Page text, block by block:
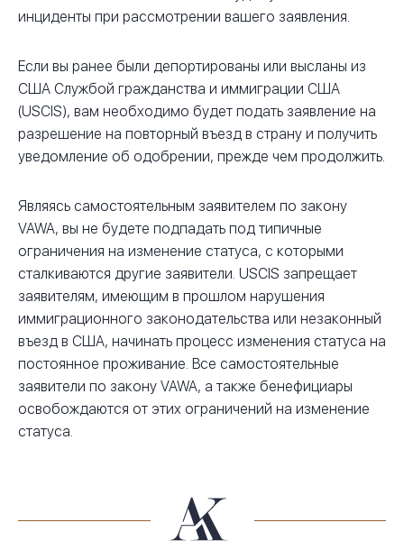
инциденты при рассмотрении вашего заявления.
Если вы ранее были депортированы или высланы из
США Службой гражданства и иммиграции США
(USCIS), вам необходимо будет подать заявление на
разрешение на повторный въезд в страну и получить
уведомление об одобрении, прежде чем продолжить.
Являясь самостоятельным заявителем по закону
VAWA, вы не будете подпадать под типичные
ограничения на изменение статуса, с которыми
сталкиваются другие заявители. USCIS запрещает
заявителям, имеющим в прошлом нарушения
иммиграционного законодательства или незаконный
въезд в США, начинать процесс изменения статуса на
постоянное проживание. Все самостоятельные
заявители по закону VAWA, а также бенефициары
освобождаются от этих ограничений на изменение
статуса.